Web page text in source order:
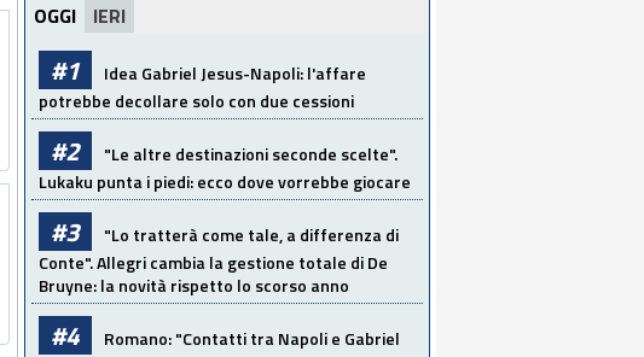
OGGI IERI
#1 Idea Gabriel Jesus-Napoli: l'affare
potrebbe decollare solo con due cessioni
#2 "Le altre destinazioni seconde scelte".
Lukaku punta i piedi: ecco dove vorrebbe giocare
#3 "Lo tratterà come tale, a differenza di
Conte". Allegri cambia la gestione totale di De
Bruyne: la novità rispetto lo scorso anno
#4 Romano: "Contatti tra Napoli e Gabriel